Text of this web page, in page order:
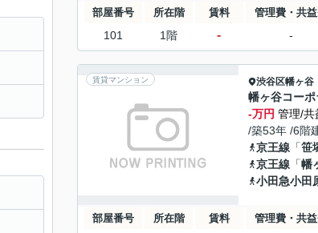
部屋番号 所在階 賃料 管理費・共
101 1階 - -
賃貸マンション 渋谷区幡ヶ谷
幡ヶ谷コーポ
-万円 管理/共
/築53年 /6階
京王線 「笹
京王線 「幡
小田急小田
部屋番号 所在階 賃料 管理費・共